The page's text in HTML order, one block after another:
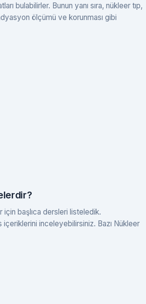
bulabilirler. Bunun yanı sıra, nükleer tıp,
ölçümü ve korunması gibi
başlıca dersleri listeledik.
inceleyebilirsiniz. Bazı Nükleer